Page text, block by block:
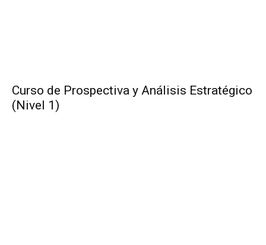
Curso de Prospectiva y Análisis Estratégico
(Nivel 1)